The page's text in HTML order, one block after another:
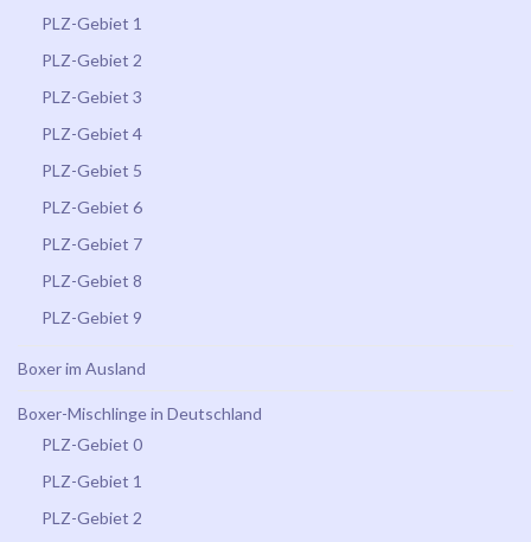
PLZ-Gebiet 1
PLZ-Gebiet 2
PLZ-Gebiet 3
PLZ-Gebiet 4
PLZ-Gebiet 5
PLZ-Gebiet 6
PLZ-Gebiet 7
PLZ-Gebiet 8
PLZ-Gebiet 9
Boxer im Ausland
Boxer-Mischlinge in Deutschland
PLZ-Gebiet 0
PLZ-Gebiet 1
PLZ-Gebiet 2